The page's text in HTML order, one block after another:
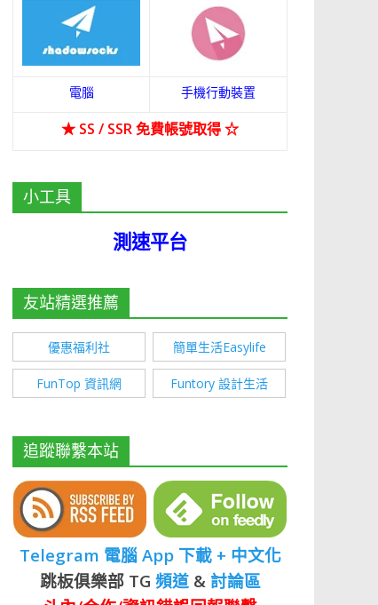
電腦 手機行動裝置
★ SS / SSR 免費帳號取得☆
小工具
測速平台
友站精選推薦
優惠福利社 簡單生活Easylife
FunTop 資訊網 Funtory 設計生活
追蹤聯繫本站
Telegram 電腦 App 下載 + 中文化
跳板俱樂部 TG 頻道& 討論區